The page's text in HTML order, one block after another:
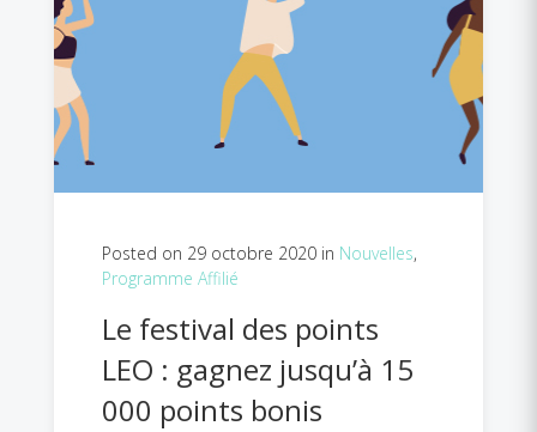
Posted on 29 octobre 2020 in Nouvelles,
Programme Affilié
Le festival des points
LEO : gagnez jusqu’à 15
000 points bonis